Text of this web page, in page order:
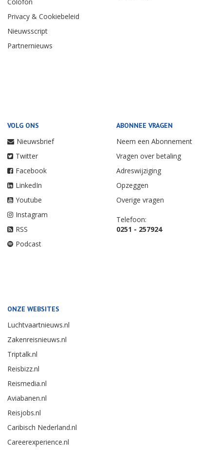
Privacy & Cookiebeleid
Nieuwsscript
Partnernieuws
VOLG ONS
Nieuwsbrief
Twitter
Facebook
LinkedIn
Youtube
Instagram
RSS
Podcast
ABONNEE VRAGEN
Neem een Abonnement
Vragen over betaling
Adreswijziging
Opzeggen
Overige vragen
Telefoon:
0251 - 257924
ONZE WEBSITES
Luchtvaartnieuws.nl
Zakenreisnieuws.nl
Triptalk.nl
Reisbizz.nl
Reismedia.nl
Aviabanen.nl
Reisjobs.nl
Caribisch Nederland.nl
Careerexperience.nl